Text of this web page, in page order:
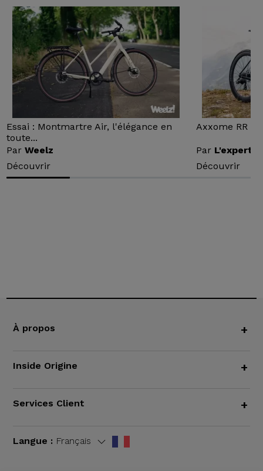
Essai : Montmartre Air, l'élégance en
toute...
ParWeelz
Découvrir
Axxome RR :
Par L'expert
Découvrir
À propos +
Inside Origine +
Services Client +
Langue : Français